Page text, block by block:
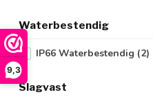
9,3
Waterbestendig
IP66 Waterbestendig (2)
Slagvast